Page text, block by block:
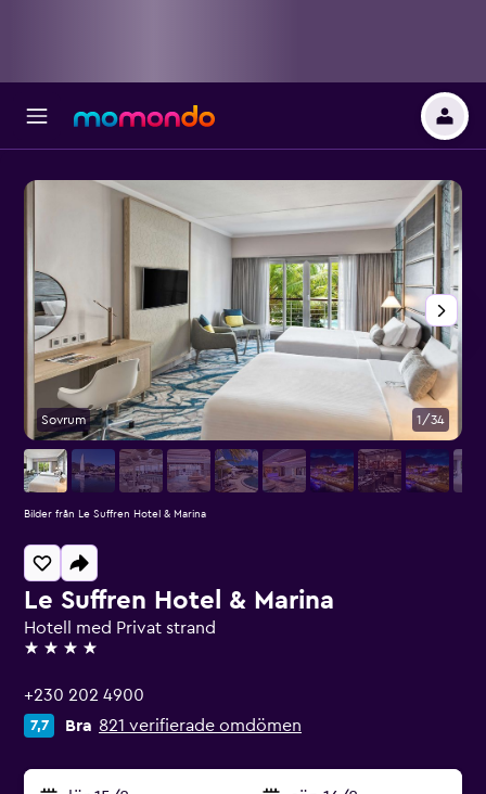
Le Suffren Hotel & Marina
Hotell med Privat strand
4 stjärnor
+230 202 4900
7,7 Bra 821 verifierade omdömen
Sovrum 1/34
Bilder från Le Suffren Hotel & Marina